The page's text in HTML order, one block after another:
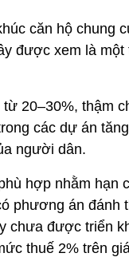
căn hộ chung
được xem là
20–30%, thậm
các dự án
người dân.
hợp nhằm hạn
phương án đánh
chưa được triển
thuế 2% trên